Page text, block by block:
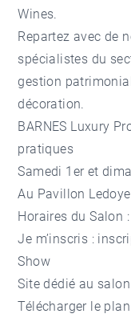
Wines.
Repartez avec de
spécialistes du
gestion
décoration.
BARNES Luxury
pratiques
Samedi 1er et
Au Pavillon
Horaires du Salon
Je m’inscris :
Show
Site dédié au salon
Télécharger le